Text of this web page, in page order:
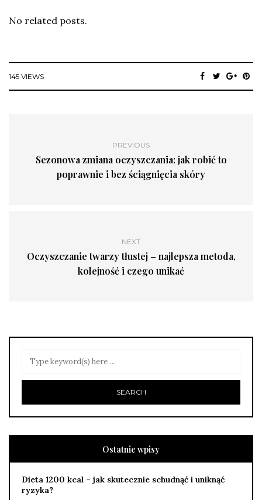
No related posts.
145 VIEWS
PREVIOUS
Sezonowa zmiana oczyszczania: jak robić to
poprawnie i bez ściągnięcia skóry
NEXT
Oczyszczanie twarzy tłustej – najlepsza metoda,
kolejność i czego unikać
Ostatnie wpisy
Dieta 1200 kcal – jak skutecznie schudnąć i uniknąć
ryzyka?